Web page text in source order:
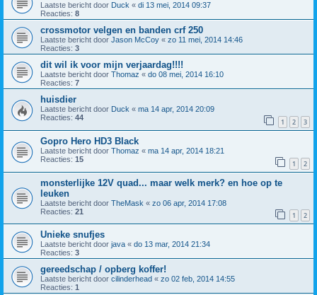
Laatste bericht door Duck « di 13 mei, 2014 09:37
Reacties: 8
crossmotor velgen en banden crf 250
Laatste bericht door Jason McCoy « zo 11 mei, 2014 14:46
Reacties: 3
dit wil ik voor mijn verjaardag!!!!
Laatste bericht door Thomaz « do 08 mei, 2014 16:10
Reacties: 7
huisdier
Laatste bericht door Duck « ma 14 apr, 2014 20:09
Reacties: 44 1 2 3
Gopro Hero HD3 Black
Laatste bericht door Thomaz « ma 14 apr, 2014 18:21
Reacties: 15 1 2
monsterlijke 12V quad... maar welk merk? en hoe op te
leuken
Laatste bericht door TheMask « zo 06 apr, 2014 17:08
Reacties: 21 1 2
Unieke snufjes
Laatste bericht door java « do 13 mar, 2014 21:34
Reacties: 3
gereedschap / opberg koffer!
Laatste bericht door cilinderhead « zo 02 feb, 2014 14:55
Reacties: 1